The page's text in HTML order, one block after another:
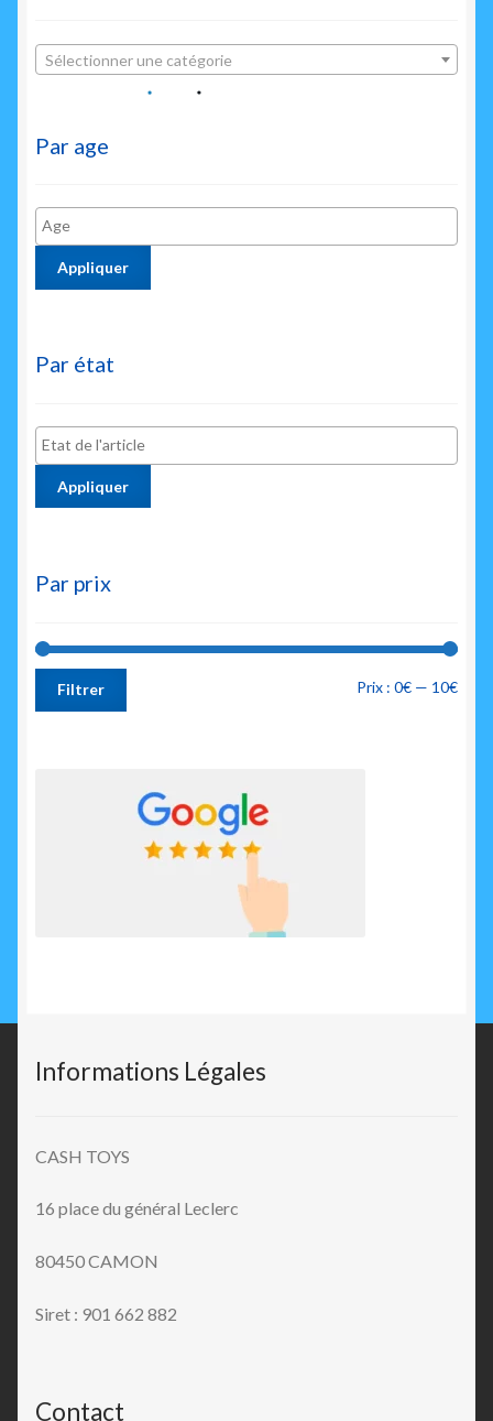
Sélectionner une catégorie
Par age
Appliquer
Par état
Appliquer
Par prix
Prix
Prix
Filtrer Prix : 0€ — 10€
Informations Légales
CASH TOYS
16 place du général Leclerc
80450 CAMON
Siret : 901 662 882
Contact